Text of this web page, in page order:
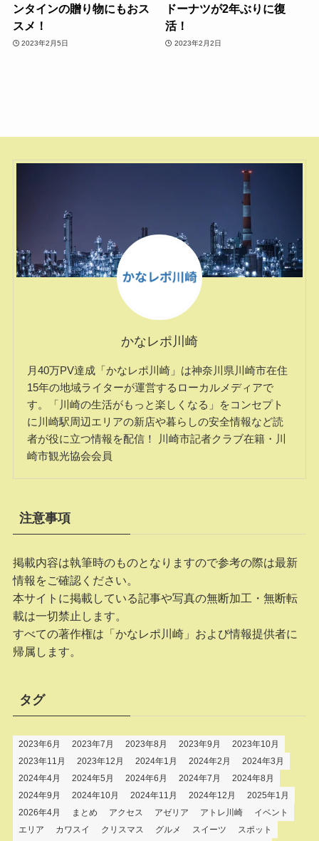
ンタインの贈り物にもおス
スメ！
2023年2月5日
ドーナツが2年ぶりに復
活！
2023年2月2日
かなレポ川崎
月40万PV達成「かなレポ川崎」は神奈川県川崎市在住
15年の地域ライターが運営するローカルメディアで
す。「川崎の生活がもっと楽しくなる」をコンセプト
に川崎駅周辺エリアの新店や暮らしの安全情報など読
者が役に立つ情報を配信！ 川崎市記者クラブ在籍・川
崎市観光協会会員
注意事項
掲載内容は執筆時のものとなりますので参考の際は最新
情報をご確認ください。
本サイトに掲載している記事や写真の無断加工・無断転
載は一切禁止します。
すべての著作権は「かなレポ川崎」および情報提供者に
帰属します。
タグ
2023年6月 2023年7月 2023年8月 2023年9月
2023年10月
2023年11月
2023年12月 2024年1月 2024年2月
2024年3月
2024年4月
2024年5月 2024年6月 2024年7月
2024年8月
2024年9月
2024年10月 2024年11月 2024年12月
2025年1月
2026年4月
まとめ アクセス アゼリア アトレ川崎
イベント
エリア
カワスイ クリスマス グルメ スイーツ スポット